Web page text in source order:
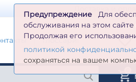
Предупреждение
Для
обслуживания на этом сайте
Продолжая его
политикой
сохраняться на вашем
Глоссарий